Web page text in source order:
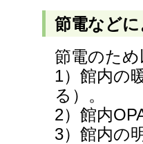
節電など
節電のた
1）館内の
る）。
2）館内
3）館内の